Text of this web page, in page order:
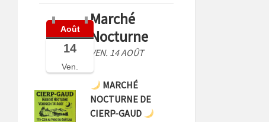
Août
14
Ven.
Marché
Nocturne
VEN. 14 AOÛT
MARCHÉ
NOCTURNE DE
CIERP-GAUD